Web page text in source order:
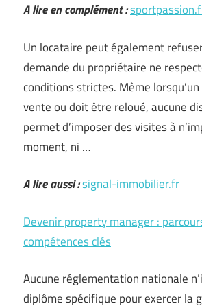
A lire en complément :
Un locataire peut également
demande du propriétaire ne
conditions strictes. Même
vente ou doit être reloué, aucune
permet d’imposer des visites à
moment, ni …
A lire aussi :signal-immobilier.fr
Devenir property manager :
compétences clés
Aucune réglementation nationale
diplôme spécifique pour exercer la